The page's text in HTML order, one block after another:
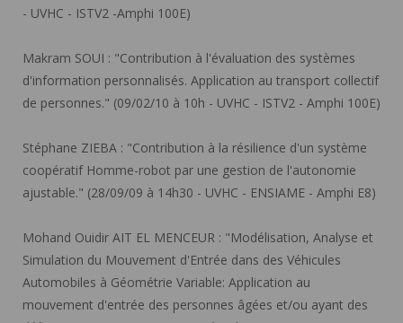
- UVHC - ISTV2 -Amphi 100E)
Makram SOUI : "Contribution à l'évaluation des systèmes
d'information personnalisés. Application au transport collectif
de personnes." (09/02/10 à 10h - UVHC - ISTV2 - Amphi 100E)
Stéphane ZIEBA : "Contribution à la résilience d'un système
coopératif Homme-robot par une gestion de l'autonomie
ajustable." (28/09/09 à 14h30 - UVHC - ENSIAME - Amphi E8)
Mohand Ouidir AIT EL MENCEUR : "Modélisation, Analyse et
Simulation du Mouvement d'Entrée dans des Véhicules
Automobiles à Géométrie Variable: Application au
mouvement d'entrée des personnes âgées et/ou ayant des